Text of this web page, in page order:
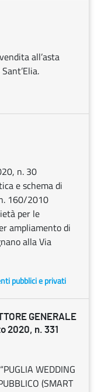
all’asta
n. 30
e schema di
160/2010
per le
ampliamento di
alla Via
pubblici e privati
GENERALE
2020, n. 331
WEDDING
(SMART